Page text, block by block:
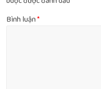
Bình luận*